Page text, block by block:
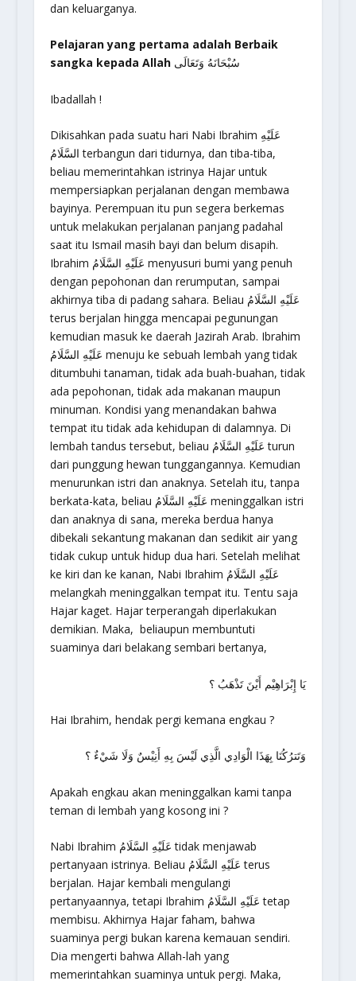
dan keluarganya.
Pelajaran yang pertama adalah Berbaik
sangka kepada Allah سُبْحَانَهُ وَتَعَالَى
Ibadallah !
Dikisahkan pada suatu hari Nabi Ibrahim عَلَيْهِ
السَّلَامُ terbangun dari tidurnya, dan tiba-tiba,
beliau memerintahkan istrinya Hajar untuk
mempersiapkan perjalanan dengan membawa
bayinya. Perempuan itu pun segera berkemas
untuk melakukan perjalanan panjang padahal
saat itu Ismail masih bayi dan belum disapih.
Ibrahim عَلَيْهِ السَّلَامُ menyusuri bumi yang penuh
dengan pepohonan dan rerumputan, sampai
akhirnya tiba di padang sahara. Beliau عَلَيْهِ السَّلَامُ
terus berjalan hingga mencapai pegunungan
kemudian masuk ke daerah Jazirah Arab. Ibrahim
عَلَيْهِ السَّلَامُ menuju ke sebuah lembah yang tidak
ditumbuhi tanaman, tidak ada buah-buahan, tidak
ada pepohonan, tidak ada makanan maupun
minuman. Kondisi yang menandakan bahwa
tempat itu tidak ada kehidupan di dalamnya. Di
lembah tandus tersebut, beliau عَلَيْهِ السَّلَامُ turun
dari punggung hewan tunggangannya. Kemudian
menurunkan istri dan anaknya. Setelah itu, tanpa
berkata-kata, beliau عَلَيْهِ السَّلَامُ meninggalkan istri
dan anaknya di sana, mereka berdua hanya
dibekali sekantung makanan dan sedikit air yang
tidak cukup untuk hidup dua hari. Setelah melihat
ke kiri dan ke kanan, Nabi Ibrahim عَلَيْهِ السَّلَامُ
melangkah meninggalkan tempat itu. Tentu saja
Hajar kaget. Hajar terperangah diperlakukan
demikian. Maka, beliaupun membuntuti
suaminya dari belakang sembari bertanya,
يَا إِبْرَاهِيْم أَيْنَ تَذْهَبُ ؟
Hai Ibrahim, hendak pergi kemana engkau ?
وَتَترُكُنَا بِهَذَا الْوَادِي الَّذِي لَيْسَ بِهِ أَنِيْسٌ وَلَا شَيْءٌ ؟
Apakah engkau akan meninggalkan kami tanpa
teman di lembah yang kosong ini ?
Nabi Ibrahim عَلَيْهِ السَّلَامُ tidak menjawab
pertanyaan istrinya. Beliau عَلَيْهِ السَّلَامُ terus
berjalan. Hajar kembali mengulangi
pertanyaannya, tetapi Ibrahim عَلَيْهِ السَّلَامُ tetap
membisu. Akhirnya Hajar faham, bahwa
suaminya pergi bukan karena kemauan sendiri.
Dia mengerti bahwa Allah-lah yang
memerintahkan suaminya untuk pergi. Maka,